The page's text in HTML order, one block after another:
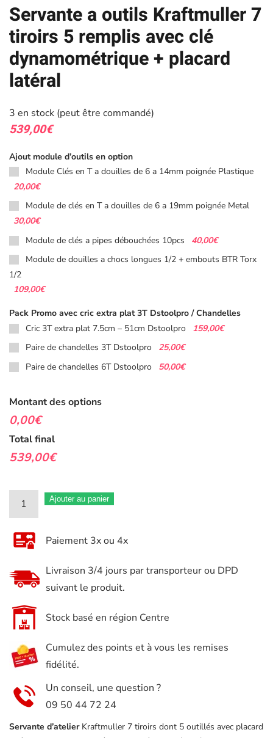
Servante a outils Kraftmuller 7
tiroirs 5 remplis avec clé
dynamométrique + placard
latéral
3 en stock (peut être commandé)
539,00€
Ajout module d’outils en option
Module Clés en T a douilles de 6 a 14mm poignée Plastique
20,00€
Module de clés en T a douilles de 6 a 19mm poignée Metal
30,00€
Module de clés a pipes débouchées 10pcs
40,00€
Module de douilles a chocs longues 1/2 + embouts BTR Torx
1/2
109,00€
Pack Promo avec cric extra plat 3T Dstoolpro / Chandelles
Cric 3T extra plat 7.5cm – 51cm Dstoolpro
159,00€
Paire de chandelles 3T Dstoolpro
25,00€
Paire de chandelles 6T Dstoolpro
50,00€
Montant des options
0,00€
Total final
539,00€
quantité
de
Servante
Kraftmuller
tiroirs
remplis
avec
clé
dynamométrique
+
Ajouter au panier
Paiement 3x ou 4x
Livraison 3/4 jours par transporteur ou DPD
suivant le produit.
Stock basé en région Centre
Cumulez des points et à vous les remises
fidélité.
Un conseil, une question ?
09 50 44 72 24
Servante d’atelier Kraftmuller 7 tiroirs dont 5 outillés avec placard